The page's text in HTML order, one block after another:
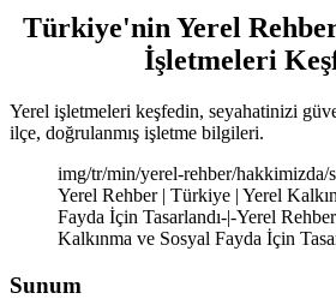
Türkiye'nin Yerel
İşletmeleri
Yerel işletmeleri keşfedin, seyahatinizi
ilçe, doğrulanmış işletme bilgileri.
img/tr/min/yerel-rehber/hakkimizda/
Yerel Rehber | Türkiye | Yerel
Fayda İçin Tasarlandı-|-Yerel
Kalkınma ve Sosyal Fayda İçin
Sunum